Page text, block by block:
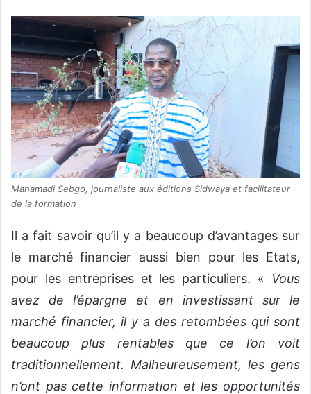
Mahamadi Sebgo, journaliste aux éditions Sidwaya et facilitateur
de la formation
Il a fait savoir qu’il y a beaucoup d’avantages sur
le marché financier aussi bien pour les Etats,
pour les entreprises et les particuliers. « Vous
avez de l’épargne et en investissant sur le
marché financier, il y a des retombées qui sont
beaucoup plus rentables que ce l’on voit
traditionnellement. Malheureusement, les gens
n’ont pas cette information et les opportunités